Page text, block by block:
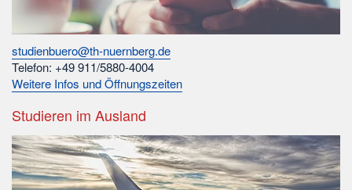
studienbuero@th-nuernberg.de
Telefon: +49 911/5880-4004
Weitere Infos und Öffnungszeiten
Studieren im Ausland